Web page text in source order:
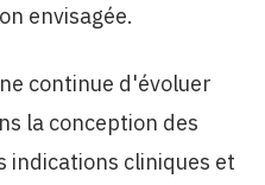
envisagée.
continue d'évoluer
la conception des
indications cliniques et